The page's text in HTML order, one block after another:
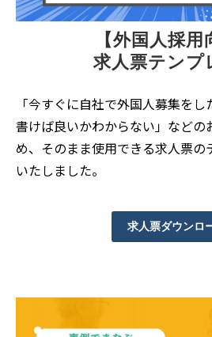
【外国人採用
求人票テンプ
「今すぐに自社で外国人募集を
書けば良いかわからない」などの
め、そのまま使用できる求人票
いたしました。
求人票ダウンロ